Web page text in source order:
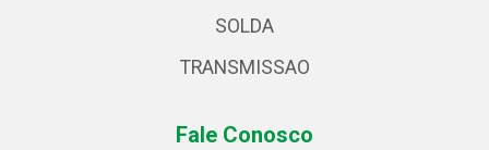
SOLDA
TRANSMISSAO
Fale Conosco